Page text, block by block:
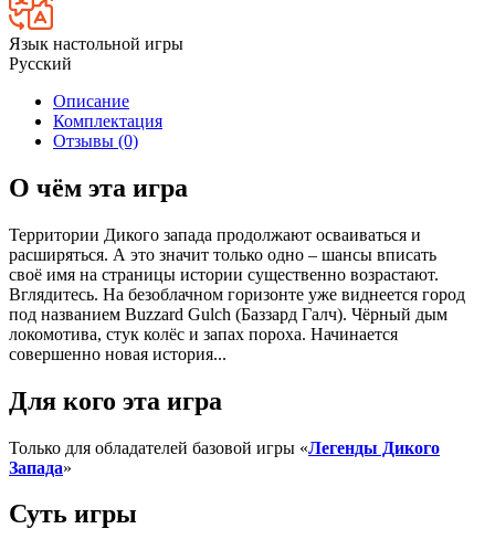
Язык настольной игры
Русский
Описание
Комплектация
Отзывы (0)
О чём эта игра
Территории Дикого запада продолжают осваиваться и
расширяться. А это значит только одно – шансы вписать
своё имя на страницы истории существенно возрастают.
Вглядитесь. На безоблачном горизонте уже виднеется город
под названием Buzzard Gulch (Баззард Галч). Чёрный дым
локомотива, стук колёс и запах пороха. Начинается
совершенно новая история...
Для кого эта игра
Только для обладателей базовой игры «Легенды Дикого
Запада»
Суть игры